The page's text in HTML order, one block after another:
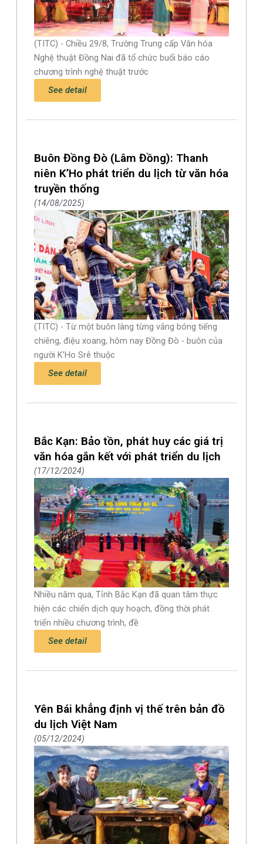
(TITC) - Chiều 29/8, Trường Trung cấp Văn hóa
Nghệ thuật Đồng Nai đã tổ chức buổi báo cáo
chương trình nghệ thuật trước
See detail
Buôn Đồng Đò (Lâm Đồng): Thanh
niên K’Ho phát triển du lịch từ văn hóa
truyền thống
14/08/2025
(TITC) - Từ một buôn làng từng vắng bóng tiếng
chiêng, điệu xoang, hôm nay Đồng Đò - buôn của
người K’Ho Srê thuộc
See detail
Bắc Kạn: Bảo tồn, phát huy các giá trị
văn hóa gắn kết với phát triển du lịch
17/12/2024
Nhiều năm qua, Tỉnh Bắc Kạn đã quan tâm thực
hiện các chiến dịch quy hoạch, đồng thời phát
triển nhiều chương trình, đề
See detail
Yên Bái khẳng định vị thế trên bản đồ
du lịch Việt Nam
05/12/2024